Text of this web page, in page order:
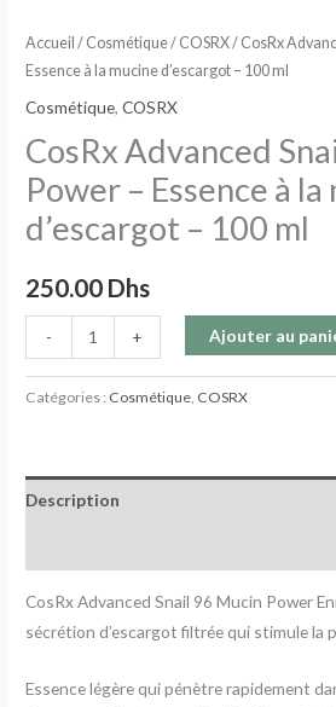
Accueil / Cosmétique/ COSRX/ CosRx
Essence à la mucine d’escargot – 100 ml
Cosmétique,COSRX
CosRx Advanced
Power – Essence à la
d’escargot – 100 ml
250.00 Dhs
- + Ajouter au
Catégories : Cosmétique COSRX
Description
CosRx Advanced Snail 96 Mucin Power
sécrétion d’escargot filtrée qui stimule la
Essence légère qui pénètre rapidement